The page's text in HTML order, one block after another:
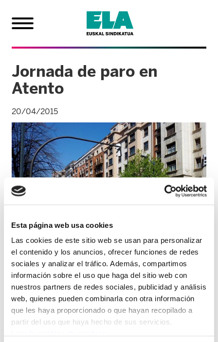
Esta página web usa cookies
Las cookies de este sitio web se usan para personalizar
el contenido y los anuncios, ofrecer funciones de redes
sociales y analizar el tráfico. Además, compartimos
información sobre el uso que haga del sitio web con
nuestros partners de redes sociales, publicidad y análisis
web, quienes pueden combinarla con otra información
que les haya proporcionado o que hayan recopilado a
partir del uso que haya hecho de sus servicios.
Jornada de paro en
Atento
20/04/2015
La inmensa mayoría de la plantilla de
Atento ha secundado la jornada de huelga
en contra de los despidos y en defensa